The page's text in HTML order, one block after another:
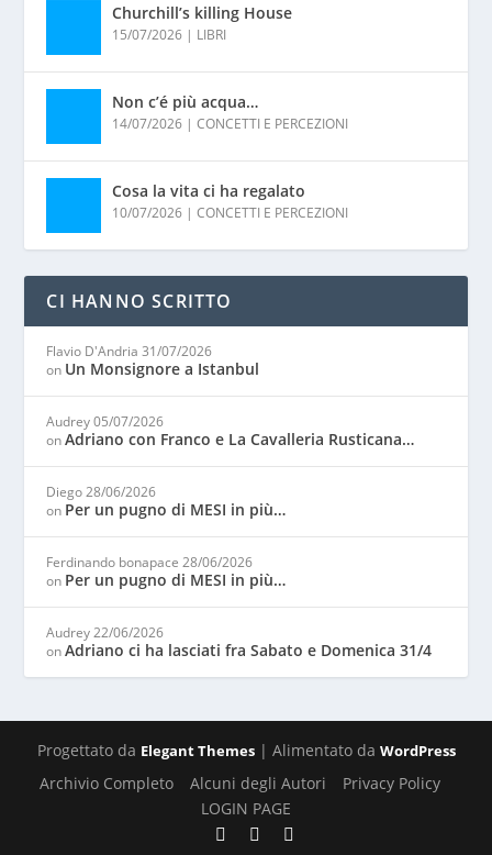
Churchill’s killing House
15/07/2026 | LIBRI
Non c’é più acqua…
14/07/2026 |CONCETTI E PERCEZIONI
Cosa la vita ci ha regalato
10/07/2026 |CONCETTI E PERCEZIONI
CI HANNO SCRITTO
Flavio D'Andria 31/07/2026
on Un Monsignore a Istanbul
Audrey 05/07/2026
onAdriano con Franco e La Cavalleria Rusticana…
Diego 28/06/2026
on Per un pugno di MESI in più…
Ferdinando bonapace 28/06/2026
on Per un pugno di MESI in più…
Audrey 22/06/2026
onAdriano ci ha lasciati fra Sabato e Domenica 31/4
Progettato da Elegant Themes| Alimentato da WordPress
Archivio Completo Alcuni degli Autori
Privacy Policy
LOGIN PAGE